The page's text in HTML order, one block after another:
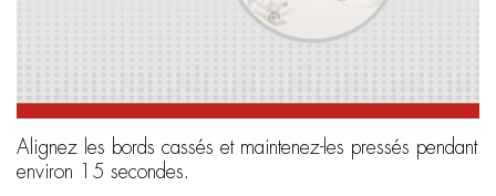
Alignez les bords cassés et maintenez-les pressés pendant
environ 15 secondes.